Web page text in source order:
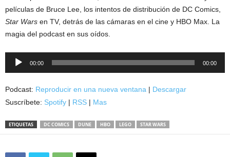
películas de Bruce Lee, los intentos de distribución de DC Comics,
Star Wars en TV, detrás de las cámaras en el cine y HBO Max. La
magia del podcast en sus oídos.
Reproductor
00:00 00:00
Podcast: Reproducir en una nueva ventana | Descargar
Suscríbete: Spotify | RSS | Mas
ETIQUETAS DC COMICS DUNE HBO LEGO STAR WARS